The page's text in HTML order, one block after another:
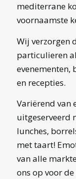
mediterrane
voornaamste
Wij verzorgen
particulieren
evenementen,
en recepties.
Variërend van
uitgeserveerd
lunches,
met taart!
van alle
ons op voor